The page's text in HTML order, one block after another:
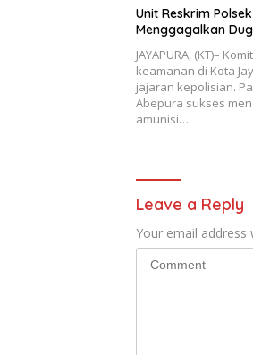
Unit Reskrim
Menggagalkan
JAYAPURA, (KT)–
keamanan di Kota
jajaran kepolisian.
Abepura sukses
amunisi…
Leave a Reply
Your email address